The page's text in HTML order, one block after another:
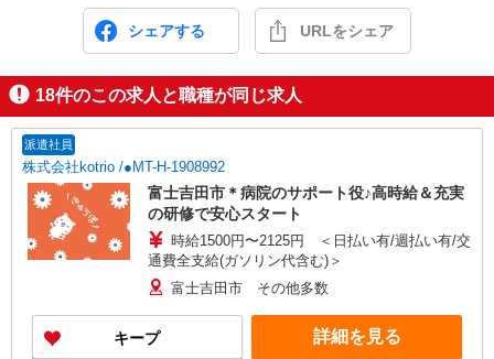
シェアする URLをシェア
18件のこの求人と職種が同じ求人
派遣社員
株式会社kotrio /●MT-H-1908992
富士吉田市＊病院のサポート役♪高時給＆充実
の研修で安心スタート
時給1500円〜2125円 ＜日払い有/週払い有/交
通費全支給(ガソリン代含む)＞
富士吉田市 その他多数
キープ 詳細を見る